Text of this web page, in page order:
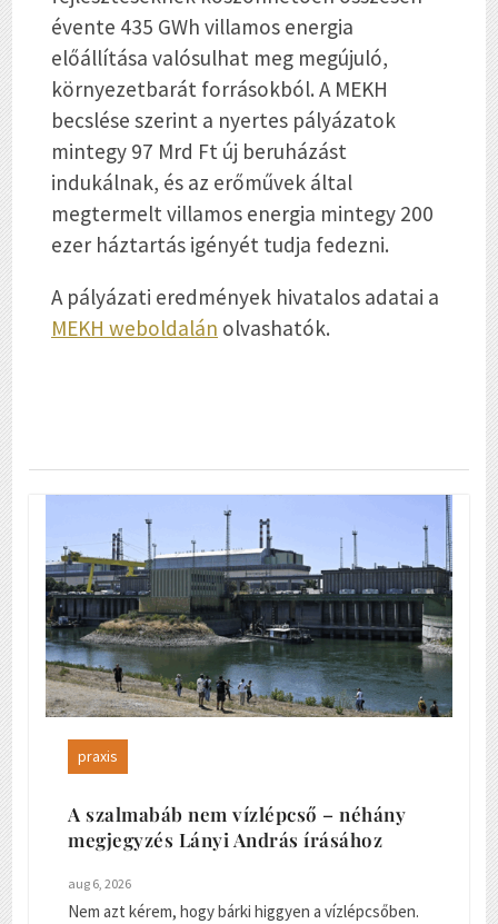
évente 435 GWh villamos energia
előállítása valósulhat meg megújuló,
környezetbarát forrásokból. A MEKH
becslése szerint a nyertes pályázatok
mintegy 97 Mrd Ft új beruházást
indukálnak, és az erőművek által
megtermelt villamos energia mintegy 200
ezer háztartás igényét tudja fedezni.
A pályázati eredmények hivatalos adatai a
MEKH weboldalán olvashatók.
praxis
A szalmabáb nem vízlépcső – néhány
megjegyzés Lányi András írásához
aug 6, 2026
Nem azt kérem, hogy bárki higgyen a vízlépcsőben.